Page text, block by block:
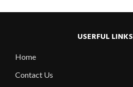
USERFUL LINKS
Home
Contact Us